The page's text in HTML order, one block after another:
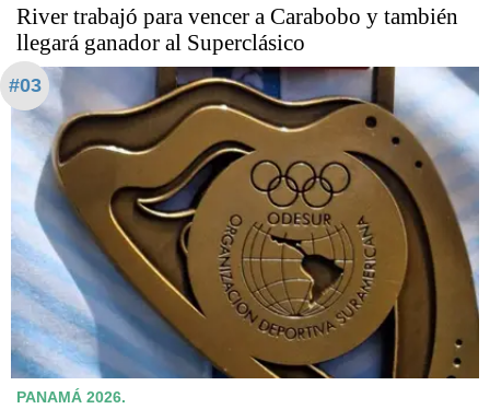
River trabajó para vencer a Carabobo y también
llegará ganador al Superclásico
#03
PANAMÁ 2026.